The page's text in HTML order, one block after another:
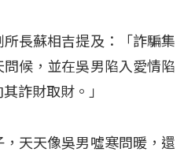
長蘇相吉提及：「詐騙集
候，並在吳男陷入愛情陷
詐財取財。」
天天像吳男噓寒問暖，還